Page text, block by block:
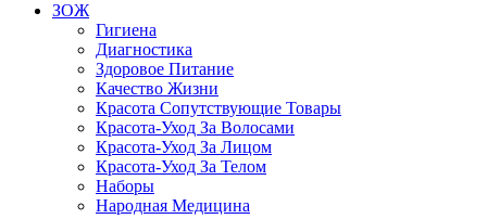
ЗОЖ
Гигиена
Диагностика
Здоровое Питание
Качество Жизни
Красота Сопутствующие Товары
Красота-Уход За Волосами
Красота-Уход За Лицом
Красота-Уход За Телом
Наборы
Народная Медицина